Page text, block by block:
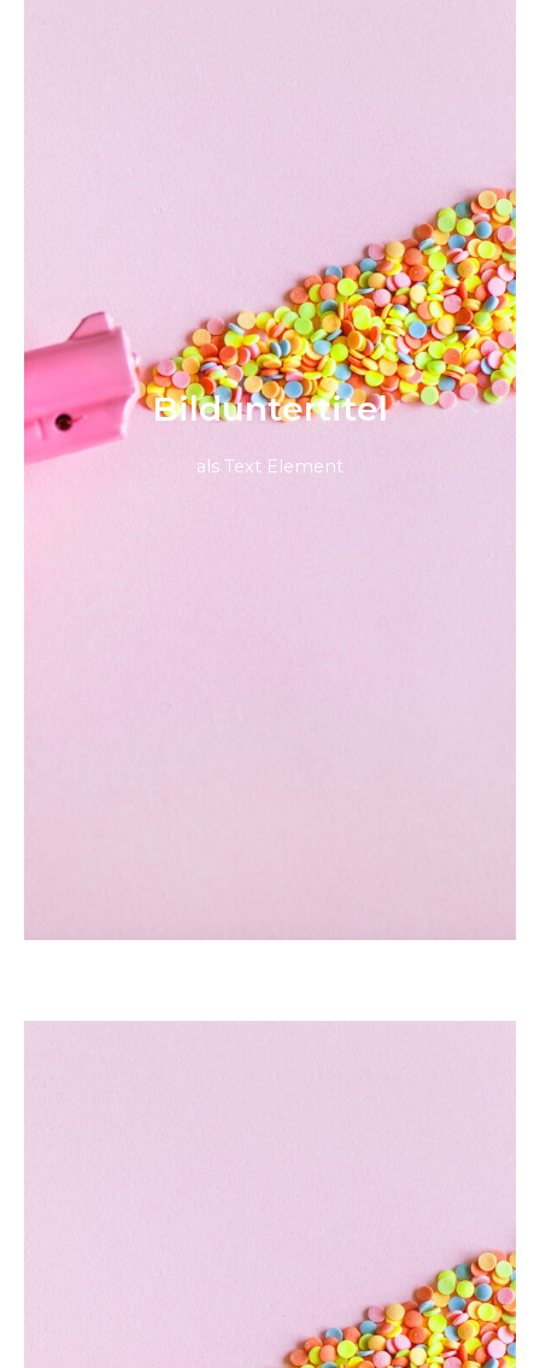
Bild­unter­titel
als Text Element